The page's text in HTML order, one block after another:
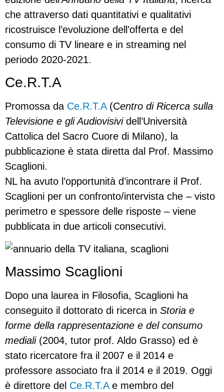
che attraverso dati quantitativi e qualitativi
ricostruisce l’evoluzione dell’offerta e del
consumo di TV lineare e in streaming nel
periodo 2020-2021.
Ce.R.T.A
Promossa da Ce.R.T.A(Centro di Ricerca sulla
Televisione e gli Audiovisividell’Università
Cattolica del Sacro Cuore di Milano), la
pubblicazione è stata diretta dal Prof. Massimo
Scaglioni.
NL ha avuto l’opportunità d’incontrare il Prof.
Scaglioni per un confronto/intervista che – visto
perimetro e spessore delle risposte – viene
pubblicata in due articoli consecutivi.
Massimo Scaglioni
Dopo una laurea in Filosofia, Scaglioni ha
conseguito il dottorato di ricerca in Storia e
forme della rappresentazione e del consumo
mediali(2004, tutor prof. Aldo Grasso) ed è
stato ricercatore fra il 2007 e il 2014 e
professore associato fra il 2014 e il 2019. Oggi
è direttore del Ce.R.T.A e membro del